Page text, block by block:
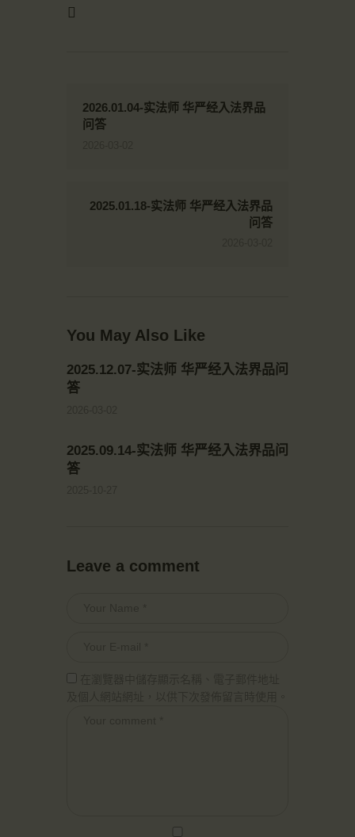
2026.01.04-实法师 华严经入法界品
问答
2025.01.18-实法师 华严经入法界品
问答
You May Also Like
2025.12.07-实法师 华严经入法界品问
答
2025.09.14-实法师 华严经入法界品问
答
Leave a comment